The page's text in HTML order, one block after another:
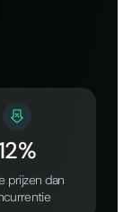
prijzen dan